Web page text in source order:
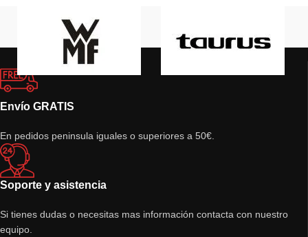
Envío GRATIS
En pedidos peninsula iguales o superiores a 50€.
Soporte y asistencia
Si tienes dudas o necesitas mas información contacta con nuestro
equipo.